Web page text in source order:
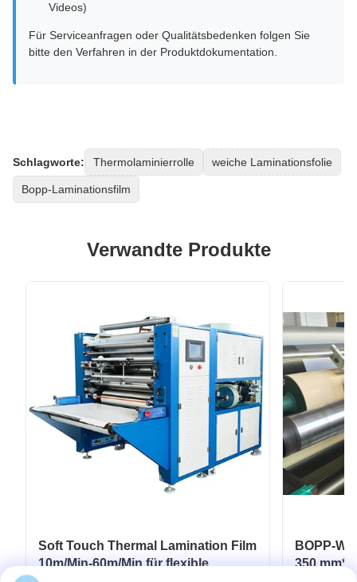
Videos)
Für Serviceanfragen oder Qualitätsbedenken folgen Sie
bitte den Verfahren in der Produktdokumentation.
Schlagworte: Thermolaminierrolle weiche Laminationsfolie
Bopp-Laminationsfilm
Verwandte Produkte
Soft Touch Thermal Lamination Film
10m/Min-60m/Min für flexible
BOPP-
350